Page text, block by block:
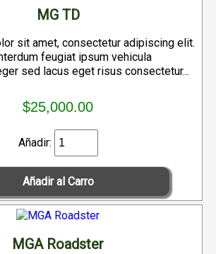
MG TD
sit amet, consectetur adipiscing elit.
feugiat ipsum vehicula
sed lacus eget risus consectetur...
$25,000.00
Añadir:
MGA Roadster